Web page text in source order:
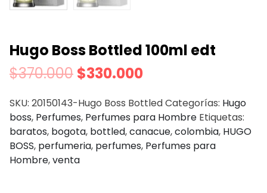
Hugo Boss Bottled 100ml edt
$370.000 $330.000
SKU: 20150143-Hugo Boss BottledCategorías: Hugo
boss, Perfumes, Perfumes para Hombre Etiquetas:
baratos, bogota, bottled,canacue,colombia, HUGO
BOSS, perfumeria, perfumes, Perfumes para
Hombre,venta